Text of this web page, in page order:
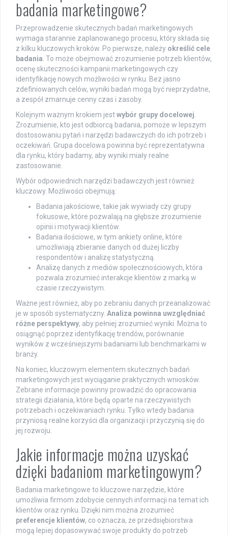
badania marketingowe?
Przeprowadzenie skutecznych badań marketingowych
wymaga starannie zaplanowanego procesu, który składa się
z kilku kluczowych kroków. Po pierwsze, należy określić cele
badania . To może obejmować zrozumienie potrzeb klientów,
ocenę skuteczności kampanii marketingowych czy
identyfikację nowych możliwości w rynku. Bez jasno
zdefiniowanych celów, wyniki badań mogą być nieprzydatne,
a zespół zmarnuje cenny czas i zasoby.
Kolejnym ważnym krokiem jestwybór grupy docelowej
Zrozumienie, kto jest odbiorcą badania, pomoże w lepszym
dostosowaniu pytań i narzędzi badawczych do ich potrzeb i
oczekiwań. Grupa docelowa powinna być reprezentatywna
dla rynku, który badamy, aby wyniki miały realne
zastosowanie.
Wybór odpowiednich narzędzi badawczych jest również
kluczowy. Możliwości obejmują:
Badania jakościowe, takie jak wywiady czy grupy
fokusowe, które pozwalają na głębsze zrozumienie
opinii i motywacji klientów.
Badania ilościowe, w tym ankiety online, które
umożliwiają zbieranie danych od dużej liczby
respondentów i analizę statystyczną.
Analizę danych z mediów społecznościowych, która
pozwala zrozumieć interakcje klientów z marką w
czasie rzeczywistym.
Ważne jest również, aby po zebraniu danych przeanalizować
je w sposób systematyczny. Analiza powinna uwzględniać
różne perspektywy, aby pełniej zrozumieć wyniki. Można to
osiągnąć poprzez identyfikację trendów, porównanie
wyników z wcześniejszymi badaniami lub benchmarkami w
branży.
Na koniec, kluczowym elementem skutecznych badań
marketingowych jest wyciąganie praktycznych wniosków.
Zebrane informacje powinny prowadzić do opracowania
strategii działania, które będą oparte na rzeczywistych
potrzebach i oczekiwaniach rynku. Tylko wtedy badania
przyniosą realne korzyści dla organizacji i przyczynią się do
jej rozwoju.
Jakie informacje można uzyskać
dzięki badaniom marketingowym?
Badania marketingowe to kluczowe narzędzie, które
umożliwia firmom zdobycie cennych informacji na temat ich
klientów oraz rynku. Dzięki nim można zrozumieć
preferencje klientów, co oznacza, że przedsiębiorstwa
mogą lepiej dopasowywać swoje produkty do potrzeb